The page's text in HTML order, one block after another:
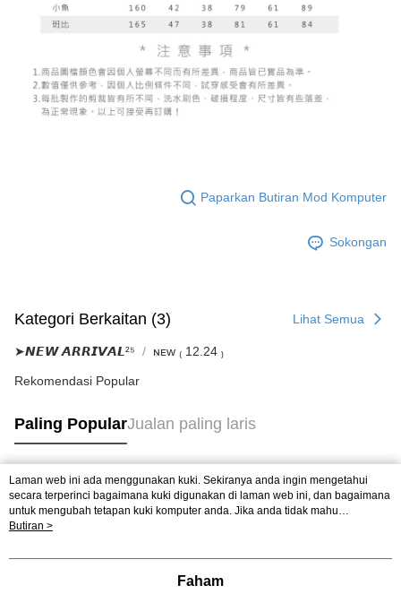
Paparkan Butiran Mod Komputer
Sokongan
Kategori Berkaitan (3) Lihat Semua
➤𝙉𝙀𝙒 𝘼𝙍𝙍𝙄𝙑𝘼𝙇²⁵ ɴᴇᴡ ₍ 12.24 ₎
Rekomendasi Popular
Paling PopularJualan paling laris
Tag Popular
Laman web ini ada menggunakan kuki. Sekiranya anda ingin mengetahui
secara terperinci bagaimana kuki digunakan di laman web ini, dan bagaimana
untuk mengubah tetapan kuki komputer anda. Jika anda tidak mahu
menggunakan kuki di komputer anda, sila rujuk penerangan mengenai kuki.
mengetahui secara terperinci bagaimana kuki digunakan di laman web ini,
mahu menggunakan kuki di komputer anda, sila rujuk penerangan mengenai
Butiran >
Faham